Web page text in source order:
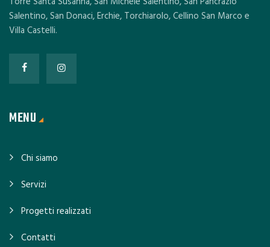
Salentino, San Donaci, Erchie, Torchiarolo, Cellino San Marco e
Villa Castelli.
MENU
Chi siamo
Servizi
Progetti realizzati
Contatti